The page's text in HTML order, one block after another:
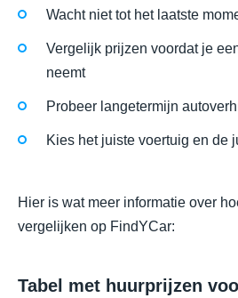
Wacht niet tot het laatste
Vergelijk prijzen voordat je
neemt
Probeer langetermijn
Kies het juiste voertuig en de
Hier is wat meer informatie over
vergelijken op FindYCar:
Tabel met huurprijzen